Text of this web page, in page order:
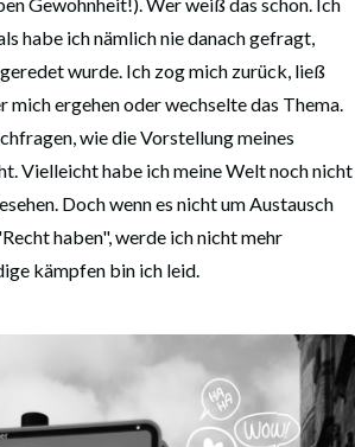
habe ich nämlich nie danach gefragt,
wurde. Ich zog mich zurück, ließ
mich ergehen oder wechselte das Thema.
wie die Vorstellung meines
Vielleicht habe ich meine Welt noch nicht
Doch wenn es nicht um Austausch
haben", werde ich nicht mehr
kämpfen bin ich leid.